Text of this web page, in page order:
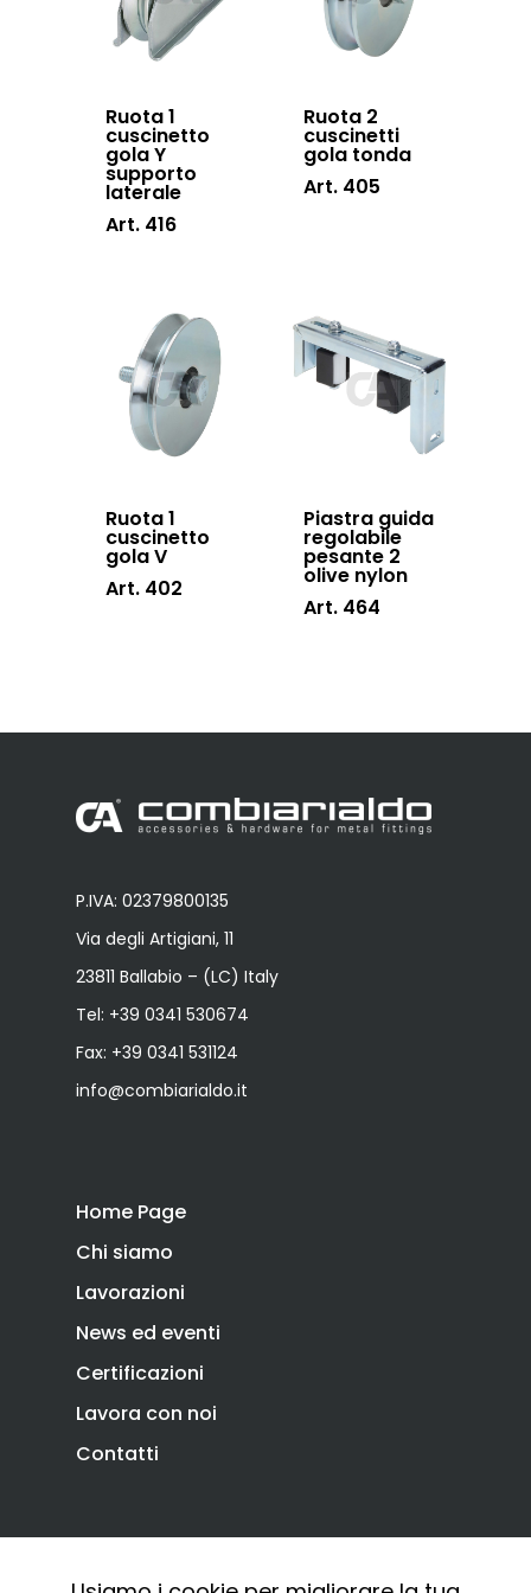
Ruota 1
cuscinetto
gola Y
supporto
laterale
Art. 416
Ruota 2
cuscinetti
gola tonda
Art. 405
Ruota 1
cuscinetto
gola V
Art. 402
Piastra guida
regolabile
pesante 2
olive nylon
Art. 464
P.IVA: 02379800135
Via degli Artigiani, 11
23811 Ballabio – (LC) Italy
Tel: +39 0341 530674
Fax: +39 0341 531124
info@combiarialdo.it
Home Page
Chi siamo
Lavorazioni
News ed eventi
Certificazioni
Lavora con noi
Contatti
Privacy Policy Cookie Policy
Inox